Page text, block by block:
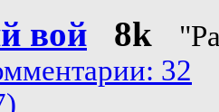
вой
8k
32